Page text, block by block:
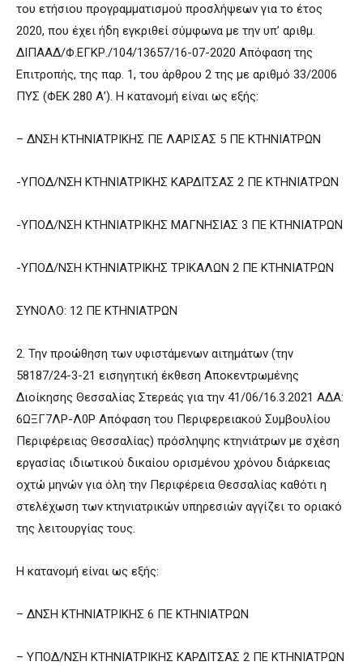
του ετήσιου προγραμματισμού προσλήψεων για το έτος
2020, που έχει ήδη εγκριθεί σύμφωνα με την υπ’ αριθμ.
ΔΙΠΑΑΔ/Φ.ΕΓΚΡ./104/13657/16-07-2020 Απόφαση της
Επιτροπής, της παρ. 1, του άρθρου 2 της με αριθμό 33/2006
ΠΥΣ (ΦΕΚ 280 Α’). Η κατανομή είναι ως εξής:
– ΔΝΣΗ ΚΤΗΝΙΑΤΡΙΚΗΣ ΠΕ ΛΑΡΙΣΑΣ 5 ΠΕ ΚΤΗΝΙΑΤΡΩΝ
-ΥΠΟΔ/ΝΣΗ ΚΤΗΝΙΑΤΡΙΚΗΣ ΚΑΡΔΙΤΣΑΣ 2 ΠΕ ΚΤΗΝΙΑΤΡΩΝ
-ΥΠΟΔ/ΝΣΗ ΚΤΗΝΙΑΤΡΙΚΗΣ ΜΑΓΝΗΣΙΑΣ 3 ΠΕ ΚΤΗΝΙΑΤΡΩΝ
-ΥΠΟΔ/ΝΣΗ ΚΤΗΝΙΑΤΡΙΚΗΣ ΤΡΙΚΑΛΩΝ 2 ΠΕ ΚΤΗΝΙΑΤΡΩΝ
ΣΥΝΟΛΟ: 12 ΠΕ ΚΤΗΝΙΑΤΡΩΝ
2. Την προώθηση των υφιστάμενων αιτημάτων (την
58187/24-3-21 εισηγητική έκθεση Αποκεντρωμένης
Διοίκησης Θεσσαλίας Στερεάς για την 41/06/16.3.2021 ΑΔΑ:
6ΩΞΓ7ΛΡ-Λ0Ρ Απόφαση του Περιφερειακού Συμβουλίου
Περιφέρειας Θεσσαλίας) πρόσληψης κτηνιάτρων με σχέση
εργασίας ιδιωτικού δικαίου ορισμένου χρόνου διάρκειας
οχτώ μηνών για όλη την Περιφέρεια Θεσσαλίας καθότι η
στελέχωση των κτηνιατρικών υπηρεσιών αγγίζει το οριακό
της λειτουργίας τους.
Η κατανομή είναι ως εξής:
– ΔΝΣΗ ΚΤΗΝΙΑΤΡΙΚΗΣ 6 ΠΕ ΚΤΗΝΙΑΤΡΩΝ
– ΥΠΟΔ/ΝΣΗ ΚΤΗΝΙΑΤΡΙΚΗΣ ΚΑΡΔΙΤΣΑΣ 2 ΠΕ ΚΤΗΝΙΑΤΡΩΝ